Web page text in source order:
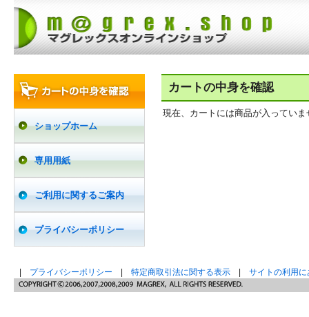
ショップホーム
専用用紙
ご利用に関するご案内
プライバシーポリシー
カートの中身を確認
現在、カートには商品が入っていま
プライバシーポリシー 特定商取引法に関する表示 サイトの利用に